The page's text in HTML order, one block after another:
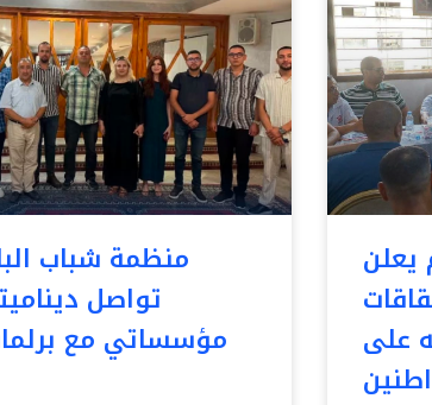
منظمة شباب
تواصل
مؤسساتي مع
يعلن
على